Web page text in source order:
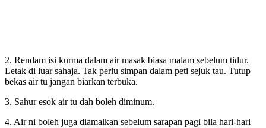
2. Rendam isi kurma dalam air masak biasa malam sebelum tidur.
Letak di luar sahaja. Tak perlu simpan dalam peti sejuk tau. Tutup
bekas air tu jangan biarkan terbuka.
3. Sahur esok air tu dah boleh diminum.
4. Air ni boleh juga diamalkan sebelum sarapan pagi bila hari-hari